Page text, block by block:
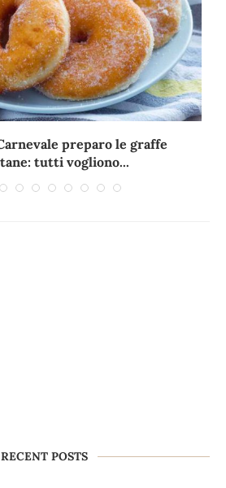
preparo le graffe
tutti vogliono...
RECENT POSTS